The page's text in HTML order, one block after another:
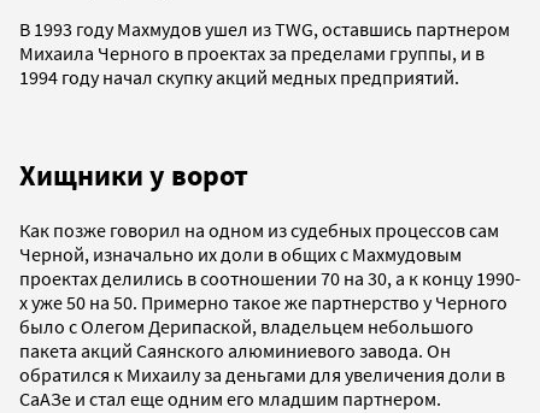
В 1993 году Махмудов ушел из TWG, оставшись партнером
Михаила Черного в проектах за пределами группы, и в
1994 году начал скупку акций медных предприятий.
Хищники у ворот
Как позже говорил на одном из судебных процессов сам
Черной, изначально их доли в общих с Махмудовым
проектах делились в соотношении 70 на 30, а к концу 1990-
х уже 50 на 50. Примерно такое же партнерство у Черного
было с Олегом Дерипаской, владельцем небольшого
пакета акций Саянского алюминиевого завода. Он
обратился к Михаилу за деньгами для увеличения доли в
СаАЗе и стал еще одним его младшим партнером.